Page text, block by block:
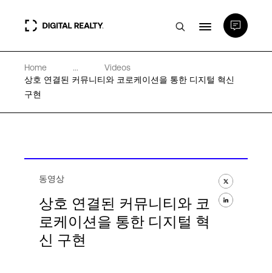
데이터 센터
PlatformDIGITAL®
전문성 및 리소스
소개
Home ...
Videos
상호 연결된 커뮤니티와 코로케이션을 통한 디지털 혁신
구현
동영상
상호 연결된 커뮤니티와 코
로케이션을 통한 디지털 혁
신 구현